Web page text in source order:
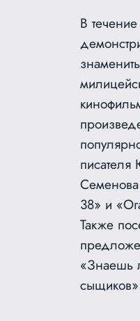
В
38» и
Также
«Знаешь